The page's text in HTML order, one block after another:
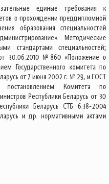
единые требования к
о прохождении преддипломной
образования специальностей
Методические
стандартами специальностей;
от 30.06.2010 №860 «Положение о
Государственного комитета по
от 7 июня 2002 г. № 29, и ГОСТ
постановлением Комитета по
Республики Беларусь от 30
Беларусь СТБ 6.38-2004
и др. нормативными актами